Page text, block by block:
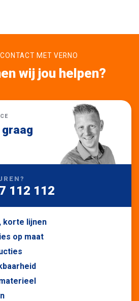
MET VERNO
wij jou helpen?
112 112
korte lijnen
op maat